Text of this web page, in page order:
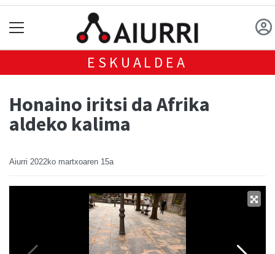
ESKUALDEA
Honaino iritsi da Afrika
aldeko kalima
Aiurri 2022ko martxoaren 15a